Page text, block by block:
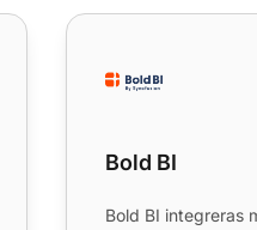
Bold BI
Bold BI
Bold BI integreras